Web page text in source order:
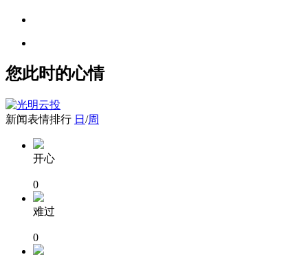
您此时的心情
新闻表情排行 日 /周
开心
0
难过
0